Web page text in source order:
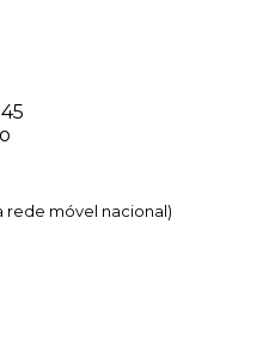
rede móvel nacional)